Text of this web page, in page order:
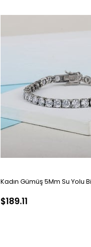
Kadın Gümüş 5Mm Su Yolu
$189.11